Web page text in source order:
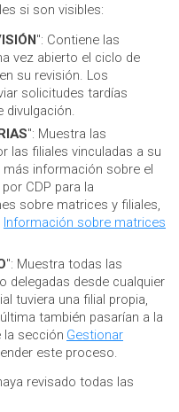
si son visibles:
": Contiene las
vez abierto el ciclo de
su revisión. Los
solicitudes tardías
": Muestra las
las filiales vinculadas a su
información sobre el
CDP para la
sobre matrices y filiales,
Información sobre matrices
": Muestra todas las
delegadas desde cualquier
tuviera una filial propia,
también pasarían a la
la sección Gestionar
este proceso.
revisado todas las